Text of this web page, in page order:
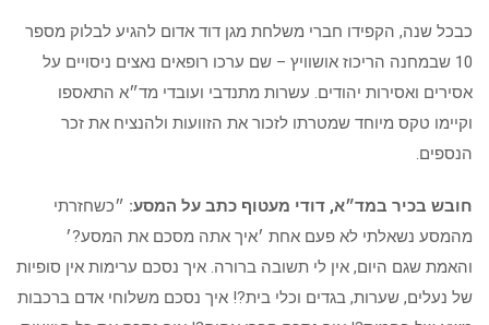
כבכל שנה, הקפידו חברי משלחת מגן דוד אדום להגיע לבלוק מספר
10 שבמחנה הריכוז אושוויץ – שם ערכו רופאים נאצים ניסויים על
אסירים ואסירות יהודים. עשרות מתנדבי ועובדי מד״א התאספו
וקיימו טקס מיוחד שמטרתו לזכור את הזוועות ולהנציח את זכר
הנספים.
חובש בכיר במד״א, דודי מעטוף כתב על המסע: ״כשחזרתי
מהמסע נשאלתי לא פעם אחת ׳איך אתה מסכם את המסע?׳
והאמת שגם היום, אין לי תשובה ברורה. איך נסכם ערימות אין סופיות
של נעלים, שערות, בגדים וכלי בית?! איך נסכם משלוחי אדם ברכבות